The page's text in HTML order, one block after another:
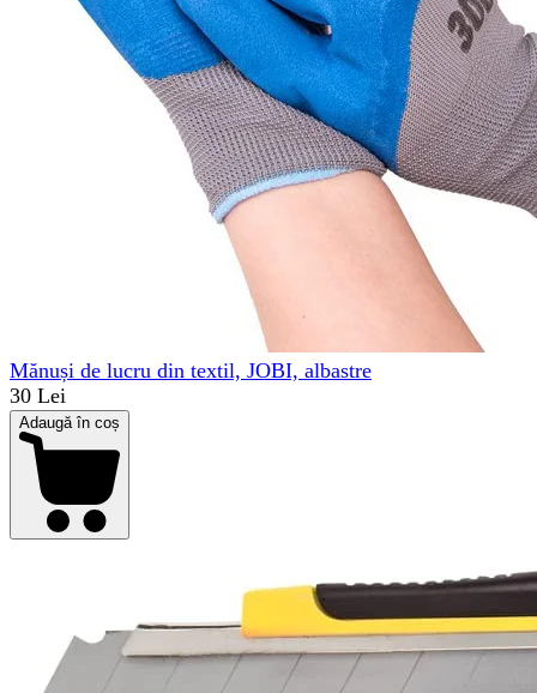
Mănuși de lucru din textil, JOBI, albastre
30 Lei
Adaugă în coș